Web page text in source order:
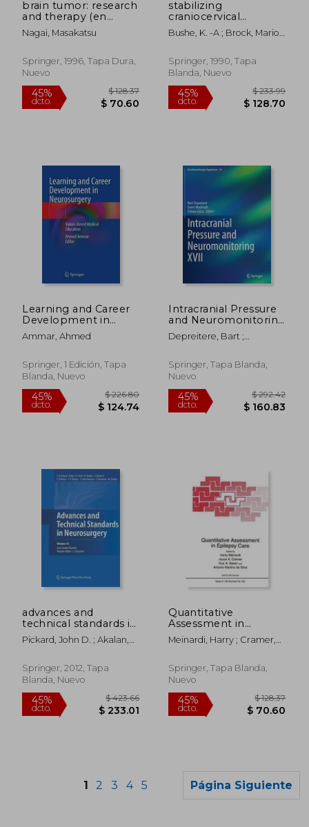
45%
dcto.
45% $ 314.29 45%
brain tumor: research
and therapy (en
Inglés)
Nagai, Masakatsu
Springer, 1996, Tapa Dura,
Nuevo
stabilizing
craniocervical
operations calcium
antagonists in sah
proceedings of the
40th annual meeting
gesellsc (en Inglés)
Bushe, K. -A ; Brock, Mario ;
Springer, 1990, Tapa
Blanda, Nuevo
Learning and Career
Development in
Neurosurgery: Values-
Based Medical
Ammar, Ahmed
Springer, 1 Edición, Tapa
Blanda, Nuevo
Intracranial Pressure
and Neuromonitoring
XVII (en Inglés)
Depreitere, Bart ;
Fabian
Springer, Tapa Blanda,
Nuevo
advances and
technical standards in
neurosurgery, vol. 35:
low-grade gliomas.
(en Inglés)
Pickard, John D. ; Akalan,
Springer, 2012, Tapa
Blanda, Nuevo
Quantitative
Assessment in
Epilepsy Care (en
Inglés)
Meinardi, Harry ; Cramer,
Springer, Tapa Blanda,
Nuevo
1 2 3 4 5 Página Siguiente